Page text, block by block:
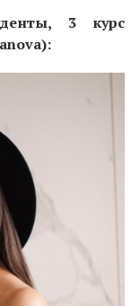
3 курс